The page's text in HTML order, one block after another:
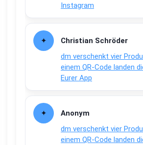
Instagram
Christian Schröder
dm verschenkt vier
einem QR-Code landen
Eurer App
Anonym
dm verschenkt vier
einem QR-Code landen